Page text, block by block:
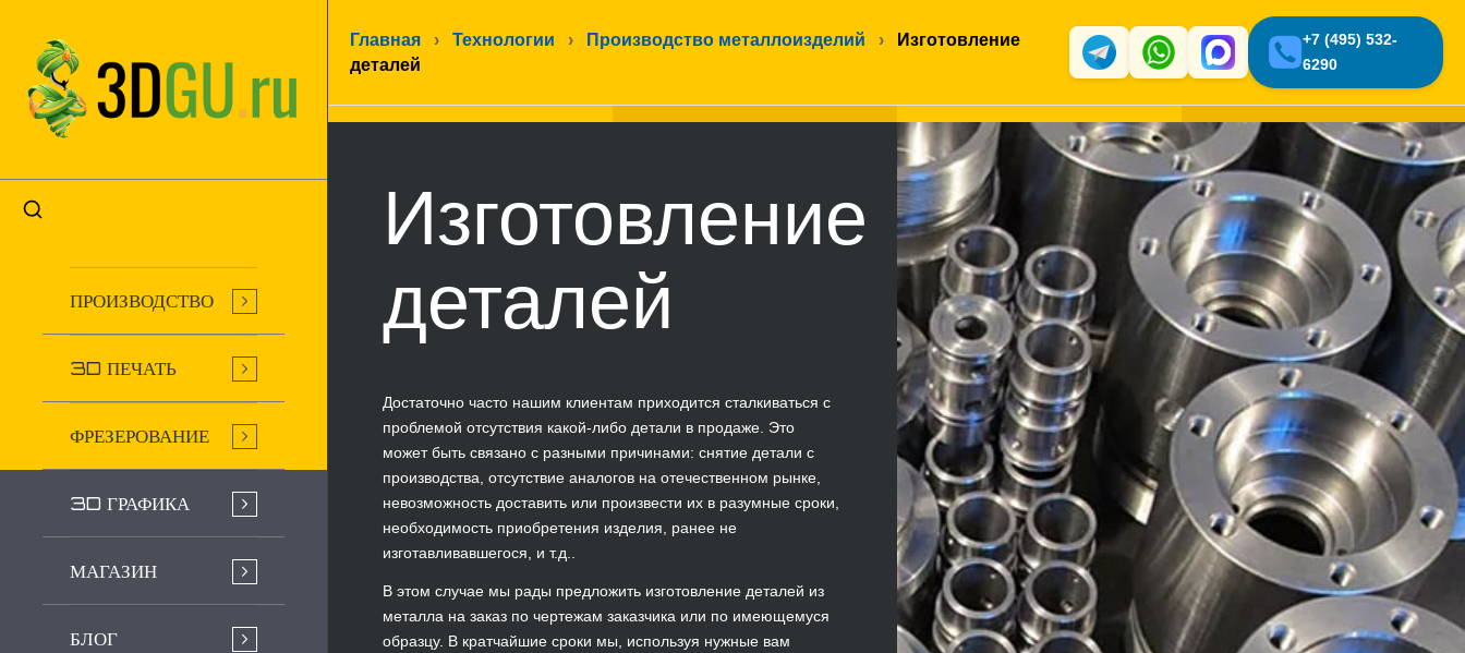
ПРОИЗВОДСТВО
3D ПЕЧАТЬ
ФРЕЗЕРОВАНИЕ
3D ГРАФИКА
МАГАЗИН
БЛОГ
Главная › Технологии › Производство металлоизделий ›
Изготовление
деталей
+7 (495) 532-
6290
Изготовление
деталей
Достаточно часто нашим клиентам приходится сталкиваться с
проблемой отсутствия какой-либо детали в продаже. Это
может быть связано с разными причинами: снятие детали с
производства, отсутствие аналогов на отечественном рынке,
невозможность доставить или произвести их в разумные сроки,
необходимость приобретения изделия, ранее не
изготавливавшегося, и т.д..
В этом случае мы рады предложить изготовление деталей из
металла на заказ по чертежам заказчика или по имеющемуся
образцу. В кратчайшие сроки мы, используя нужные вам